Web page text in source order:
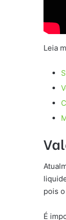
Leia
pois
É